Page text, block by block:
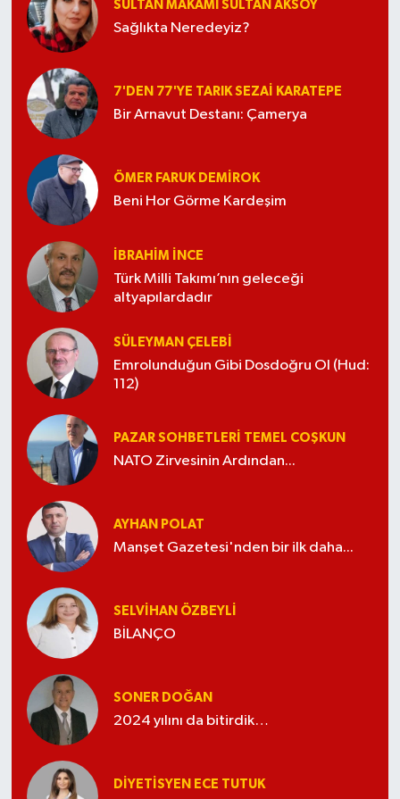
SULTAN MAKAMI SULTAN AKSOY
Sağlıkta Neredeyiz?
7'DEN 77'YE TARIK SEZAI KARATEPE
Bir Arnavut Destanı: Çamerya
ÖMER FARUK DEMIROK
Beni Hor Görme Kardeşim
İBRAHIM İNCE
Türk Milli Takımı’nın geleceği
altyapılardadır
SÜLEYMAN ÇELEBI
Emrolunduğun Gibi Dosdoğru Ol (Hud:
112)
PAZAR SOHBETLERI TEMEL COŞKUN
NATO Zirvesinin Ardından...
AYHAN POLAT
Manşet Gazetesi'nden bir ilk daha...
SELVIHAN ÖZBEYLI
BİLANÇO
SONER DOĞAN
2024 yılını da bitirdik…
DIYETISYEN ECE TUTUK